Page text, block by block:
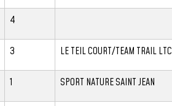
4
3 LE TEIL COURT/TEAM TRAIL LTC
1 SPORT NATURE SAINT JEAN